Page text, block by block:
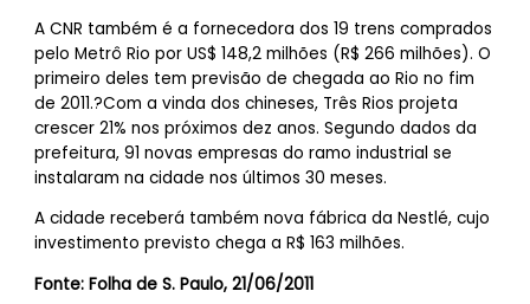
A CNR também é a fornecedora dos 19 trens comprados
pelo Metrô Rio por US$ 148,2 milhões (R$ 266 milhões). O
primeiro deles tem previsão de chegada ao Rio no fim
de 2011.?Com a vinda dos chineses, Três Rios projeta
crescer 21% nos próximos dez anos. Segundo dados da
prefeitura, 91 novas empresas do ramo industrial se
instalaram na cidade nos últimos 30 meses.
A cidade receberá também nova fábrica da Nestlé, cujo
investimento previsto chega a R$ 163 milhões.
Fonte: Folha de S. Paulo, 21/06/2011